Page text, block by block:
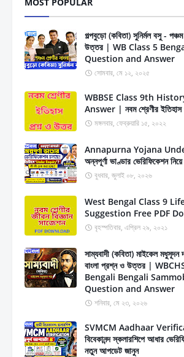
গল্পবুড়ো (কবিতা) সুনির্মল বসু -
উত্তর | WB Class 5
Question and Answer
সোমবার, মে ১২, ২০২৫
WBBSE Class 9th
Answer | নবম শ্রেণীর
মঙ্গলবার, ফেব্রুয়ারি ১৫, ২০২২
Annapurna Yojana
অন্নপূর্ণা ভাণ্ডার ভেরিফিকেশন
বুধবার, জুলাই ০৮, ২০২৬
West Bengal Class 9
Suggestion Free PDF
বৃহস্পতিবার, এপ্রিল ২৯, ২০২১
সাম্যবাদী (কবিতা) মাইকেল
বাংলা প্রশ্ন ও উত্তর |
Bengali Bengali
Question and Answer
শনিবার, মে ২৩, ২০২৬
SVMCM Aadhaar
বিবেকানন্দ স্কলারশিপে আধার
নতুন আপডেট জানুন